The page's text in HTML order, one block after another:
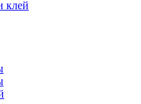
клей